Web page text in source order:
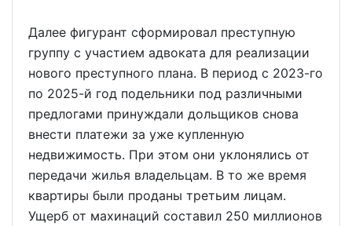
Далее фигурант сформировал преступную
группу с участием адвоката для реализации
нового преступного плана. В период с 2023-го
по 2025-й год подельники под различными
предлогами принуждали дольщиков снова
внести платежи за уже купленную
недвижимость. При этом они уклонялись от
передачи жилья владельцам. В то же время
квартиры были проданы третьим лицам.
Ущерб от махинаций составил 250 миллионов